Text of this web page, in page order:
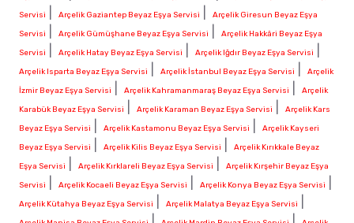
Servisi
Arçelik Gaziantep Beyaz Eşya Servisi
Arçelik Giresun Beyaz Eşya
Servisi
Arçelik Gümüşhane Beyaz Eşya Servisi
Arçelik Hakkâri Beyaz Eşya
Servisi
Arçelik Hatay Beyaz Eşya Servisi Arçelik Iğdır Beyaz Eşya Servisi
Arçelik Isparta Beyaz Eşya Servisi Arçelik İstanbul Beyaz Eşya Servisi
Arçelik
İzmir Beyaz Eşya Servisi
Arçelik Kahramanmaraş Beyaz Eşya Servisi
Arçelik
Karabük Beyaz Eşya Servisi
Arçelik Karaman Beyaz Eşya Servisi
Arçelik Kars
Beyaz Eşya Servisi
Arçelik Kastamonu Beyaz Eşya Servisi
Arçelik Kayseri
Beyaz Eşya Servisi
Arçelik Kilis Beyaz Eşya Servisi
Arçelik Kırıkkale Beyaz
Eşya Servisi
Arçelik Kırklareli Beyaz Eşya Servisi
Arçelik Kırşehir Beyaz Eşya
Servisi
Arçelik Kocaeli Beyaz Eşya Servisi Arçelik Konya Beyaz Eşya Servisi
Arçelik Kütahya Beyaz Eşya Servisi Arçelik Malatya Beyaz Eşya Servisi